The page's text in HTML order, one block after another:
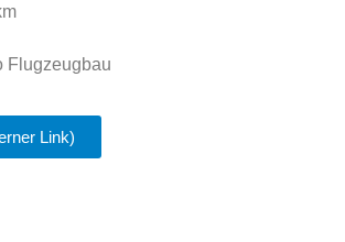
Flugzeugbau
Link)